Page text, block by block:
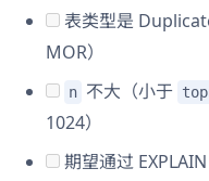
表类型是
MOR）
n 不大（小于
1024）
期望通过